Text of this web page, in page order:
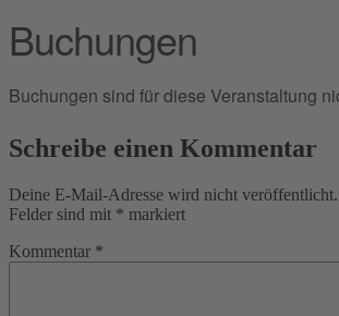
Buchungen
Buchungen sind für diese Veranstaltung
Schreibe einen Kommentar
Deine E-Mail-Adresse wird nicht veröffentlicht.
Felder sind mit * markiert
Kommentar *